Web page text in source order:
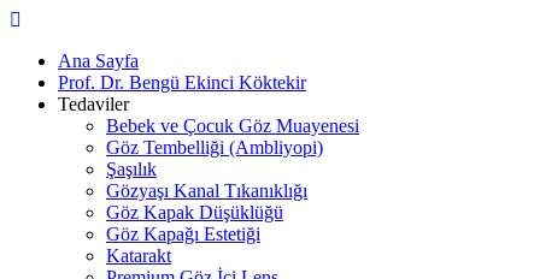
Skip
contentAna Sayfa
Prof. Dr. Bengü Ekinci Köktekir
Tedaviler
Bebek ve Çocuk Göz Muayenesi
Göz Tembelliği (Ambliyopi)
Şaşılık
Gözyaşı Kanal Tıkanıklığı
Göz Kapak Düşüklüğü
Göz Kapağı Estetiği
Katarakt